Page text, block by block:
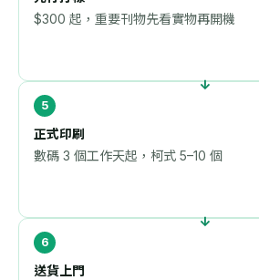
$300 起，重要刊物先看實物再開機
正式印刷
數碼 3 個工作天起，柯式 5–10 個
送貨上門